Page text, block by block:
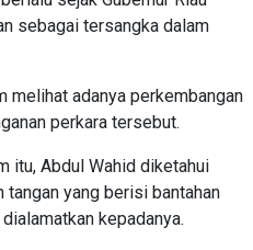
sebagai tersangka dalam
melihat adanya perkembangan
perkara tersebut.
itu, Abdul Wahid diketahui
yang berisi bantahan
kepadanya.